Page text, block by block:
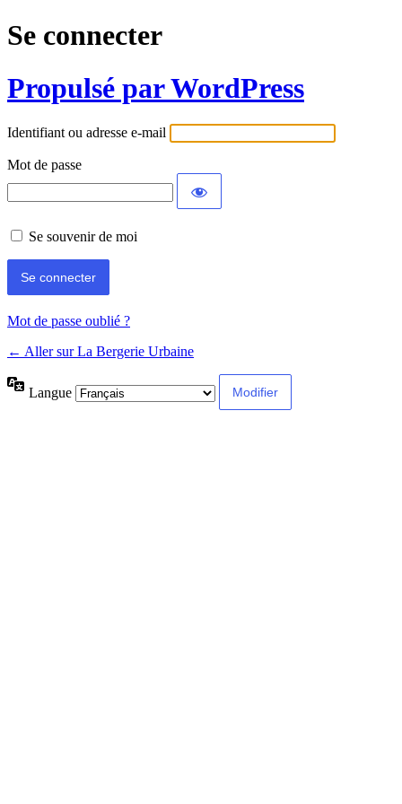
Se connecter
Propulsé par WordPress
Identifiant ou adresse e-mail
Mot de passe
Se souvenir de moi
Mot de passe oublié ?
← Aller sur La Bergerie Urbaine
Langue